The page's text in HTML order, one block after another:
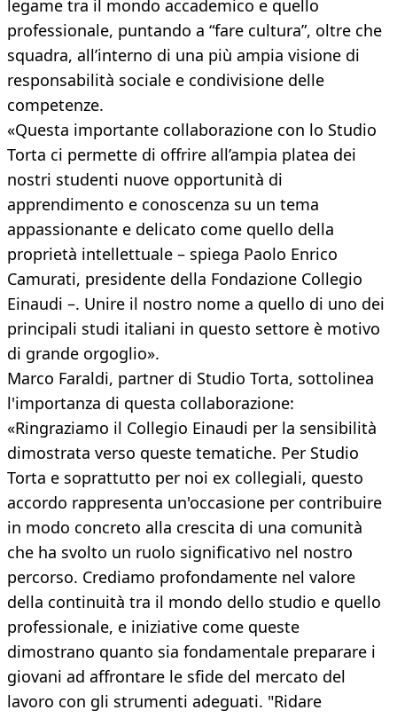
legame tra il mondo accademico e quello
professionale, puntando a “fare cultura”, oltre che
squadra, all’interno di una più ampia visione di
responsabilità sociale e condivisione delle
competenze.
«Questa importante collaborazione con lo Studio
Torta ci permette di offrire all’ampia platea dei
nostri studenti nuove opportunità di
apprendimento e conoscenza su un tema
appassionante e delicato come quello della
proprietà intellettuale – spiega Paolo Enrico
Camurati, presidente della Fondazione Collegio
Einaudi –. Unire il nostro nome a quello di uno dei
principali studi italiani in questo settore è motivo
di grande orgoglio».
Marco Faraldi, partner di Studio Torta, sottolinea
l'importanza di questa collaborazione:
«Ringraziamo il Collegio Einaudi per la sensibilità
dimostrata verso queste tematiche. Per Studio
Torta e soprattutto per noi ex collegiali, questo
accordo rappresenta un'occasione per contribuire
in modo concreto alla crescita di una comunità
che ha svolto un ruolo significativo nel nostro
percorso. Crediamo profondamente nel valore
della continuità tra il mondo dello studio e quello
professionale, e iniziative come queste
dimostrano quanto sia fondamentale preparare i
giovani ad affrontare le sfide del mercato del
lavoro con gli strumenti adeguati. "Ridare